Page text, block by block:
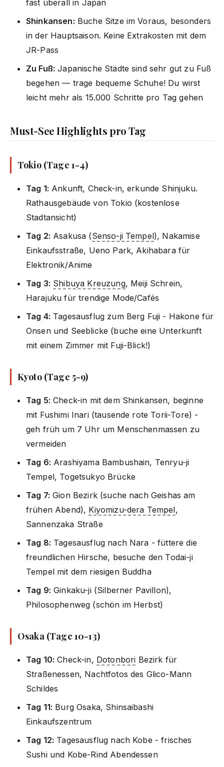
fast überall in Japan
Shinkansen: Buche Sitze im Voraus, besonders
in der Hauptsaison. Keine Extrakosten mit dem
JR-Pass
Zu Fuß: Japanische Städte sind sehr gut zu Fuß
begehen — trage bequeme Schuhe! Du wirst
leicht mehr als 15.000 Schritte pro Tag gehen
Must-See Highlights pro Tag
Tokio (Tage 1-4)
Tag 1: Ankunft, Check-in, erkunde Shinjuku.
Rathausgebäude von Tokio (kostenlose
Stadtansicht)
Tag 2: Asakusa (Senso-ji Tempel), Nakamise
Einkaufsstraße, Ueno Park, Akihabara für
Elektronik/Anime
Tag 3: Shibuya Kreuzung, Meiji Schrein,
Harajuku für trendige Mode/Cafés
Tag 4: Tagesausflug zum Berg Fuji - Hakone für
Onsen und Seeblicke (buche eine Unterkunft
mit einem Zimmer mit Fuji-Blick!)
Kyoto (Tage 5-9)
Tag 5: Check-in mit dem Shinkansen, beginne
mit Fushimi Inari (tausende rote Torii-Tore) -
geh früh um 7 Uhr um Menschenmassen zu
vermeiden
Tag 6: Arashiyama Bambushain, Tenryu-ji
Tempel, Togetsukyo Brücke
Tag 7: Gion Bezirk (suche nach Geishas am
frühen Abend), Kiyomizu-dera Tempel,
Sannenzaka Straße
Tag 8: Tagesausflug nach Nara - füttere die
freundlichen Hirsche, besuche den Todai-ji
Tempel mit dem riesigen Buddha
Tag 9: Ginkaku-ji (Silberner Pavillon),
Philosophenweg (schön im Herbst)
Osaka (Tage 10-13)
Tag 10: Check-in, Dotonbori Bezirk für
Straßenessen, Nachtfotos des Glico-Mann
Schildes
Tag 11: Burg Osaka, Shinsaibashi
Einkaufszentrum
Tag 12: Tagesausflug nach Kobe - frisches
Sushi und Kobe-Rind Abendessen